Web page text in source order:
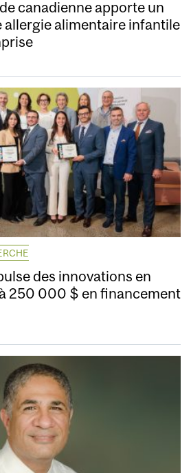
canadienne apporte un
allergie alimentaire infantile
des innovations en
250 000 $ en financement